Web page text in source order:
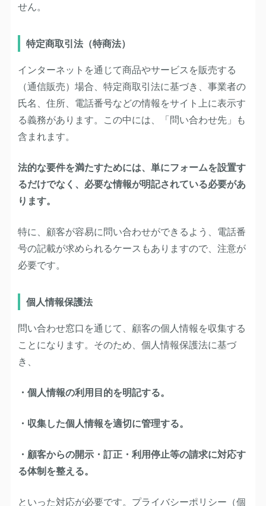
せん。
特定商取引法（特商法）
インターネットを通じて商品やサービスを販売する
（通信販売）場合、特定商取引法に基づき、事業者の
氏名、住所、電話番号などの情報をサイト上に表示す
る義務があります。この中には、「問い合わせ先」も
含まれます。
法的な要件を満たすためには、単にフォームを設置す
るだけでなく、必要な情報が明記されている必要があ
ります。
特に、顧客が容易に問い合わせができるよう、電話番
号の記載が求められるケースもありますので、注意が
必要です。
個人情報保護法
問い合わせ窓口を通じて、顧客の個人情報を収集する
ことになります。そのため、個人情報保護法に基づ
き、
・個人情報の利用目的を明記する。
・収集した個人情報を適切に管理する。
・顧客からの開示・訂正・利用停止等の請求に対応す
る体制を整える。
といった対応が必要です。プライバシーポリシー（個